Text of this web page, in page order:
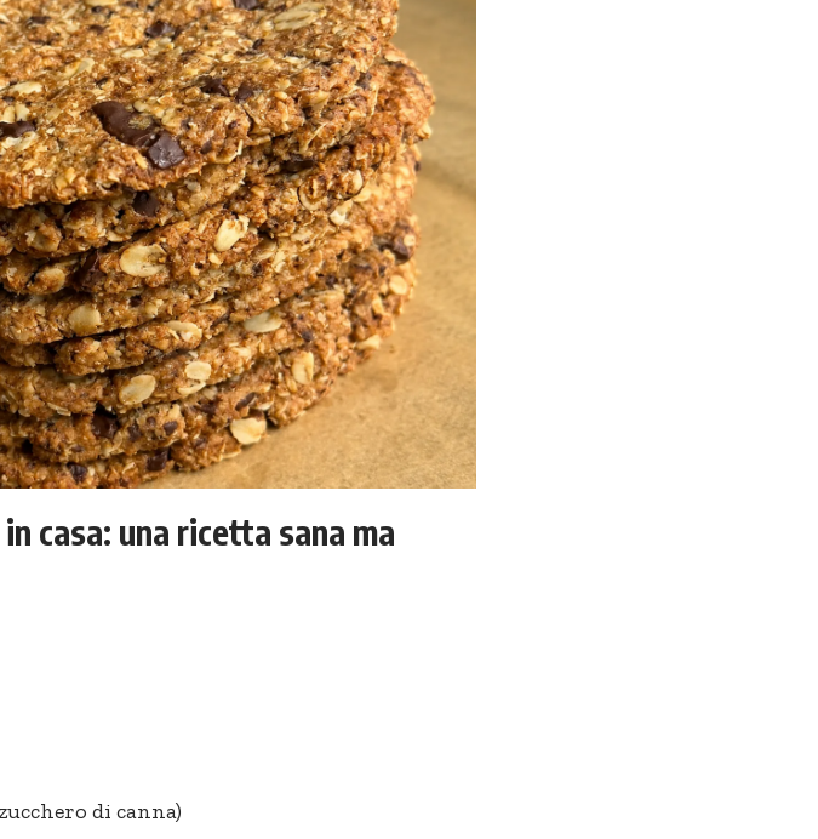
casa: una ricetta sana ma
di canna)